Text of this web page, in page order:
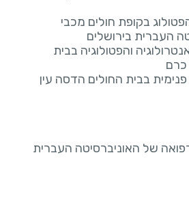
בקופת חולים מכבי
העברית בירושלים
והפטולוגיה בבית
כרם
בבית החולים הדסה עין
של האוניברסיטה העברית